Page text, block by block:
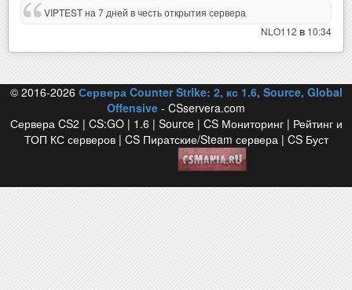
VIPTEST на 7 дней в честь открытия сервера
NLO112 в 10:34
© 2016-2026 Сервера Counter Strike: 2, кс 1.6, Source, Global
Offensive - CSservera.com
Сервера CS2 | CS:GO | 1.6 | Source | CS Мониторинг | Рейтинг и
ТОП КС серверов | CS Пиратские/Steam сервера | CS Буст